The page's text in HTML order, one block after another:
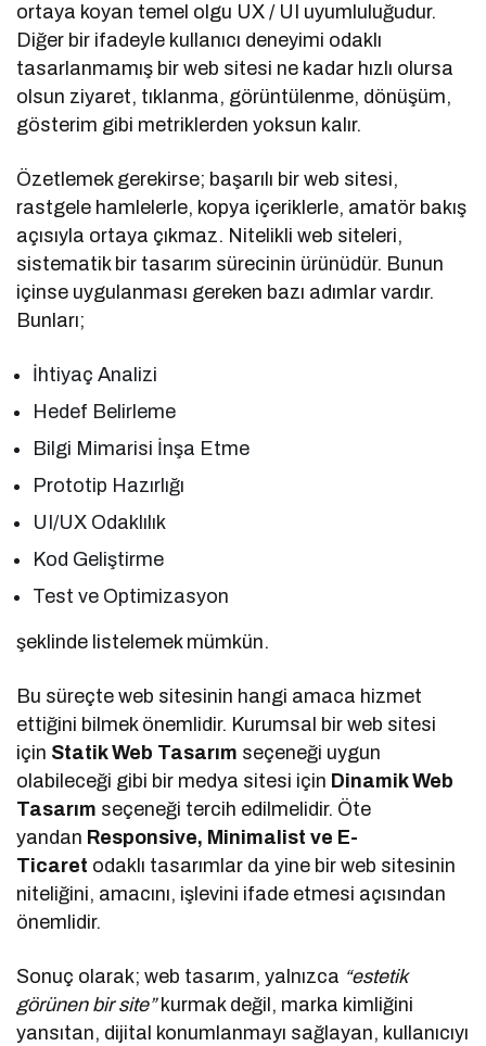
ortaya koyan temel olgu UX / UI uyumluluğudur.
Diğer bir ifadeyle kullanıcı deneyimi odaklı
tasarlanmamış bir web sitesi ne kadar hızlı olursa
olsun ziyaret, tıklanma, görüntülenme, dönüşüm,
gösterim gibi metriklerden yoksun kalır.
Özetlemek gerekirse; başarılı bir web sitesi,
rastgele hamlelerle, kopya içeriklerle, amatör bakış
açısıyla ortaya çıkmaz. Nitelikli web siteleri,
sistematik bir tasarım sürecinin ürünüdür. Bunun
içinse uygulanması gereken bazı adımlar vardır.
Bunları;
İhtiyaç Analizi
Hedef Belirleme
Bilgi Mimarisi İnşa Etme
Prototip Hazırlığı
UI/UX Odaklılık
Kod Geliştirme
Test ve Optimizasyon
şeklinde listelemek mümkün.
Bu süreçte web sitesinin hangi amaca hizmet
ettiğini bilmek önemlidir. Kurumsal bir web sitesi
için Statik Web Tasarım seçeneği uygun
olabileceği gibi bir medya sitesi için Dinamik Web
Tasarım seçeneği tercih edilmelidir. Öte
yandan Responsive, Minimalist ve E-
Ticaret odaklı tasarımlar da yine bir web sitesinin
niteliğini, amacını, işlevini ifade etmesi açısından
önemlidir.
Sonuç olarak; web tasarım, yalnızca “estetik
görünen bir site”kurmak değil, marka kimliğini
yansıtan, dijital konumlanmayı sağlayan, kullanıcıyı